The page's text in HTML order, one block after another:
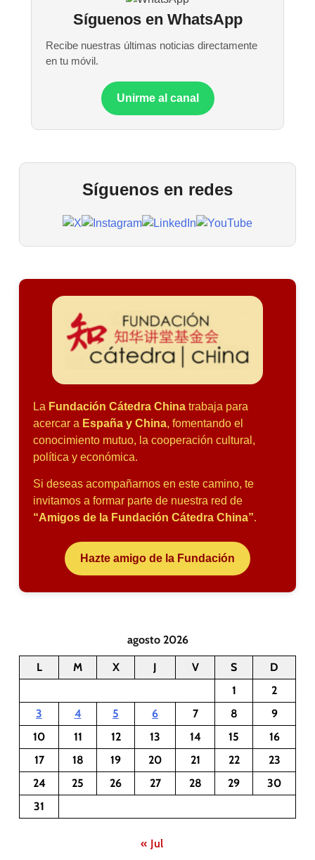
Síguenos en WhatsApp
Recibe nuestras últimas noticias directamente
en tu móvil.
Unirme al canal
Síguenos en redes
La Fundación Cátedra China trabaja para
acercar a España y China, fomentando el
conocimiento mutuo, la cooperación cultural,
política y económica.
Si deseas acompañarnos en este camino, te
invitamos a formar parte de nuestra red de
“Amigos de la Fundación Cátedra China”.
Hazte amigo de la Fundación
agosto 2026
L M X J V S
D
1
2
3
4 5 6 7 8
9
10
11 12 13 14 15
16
17
18 19 20 21 22
23
24
25 26 27 28 29
30
31
« Jul